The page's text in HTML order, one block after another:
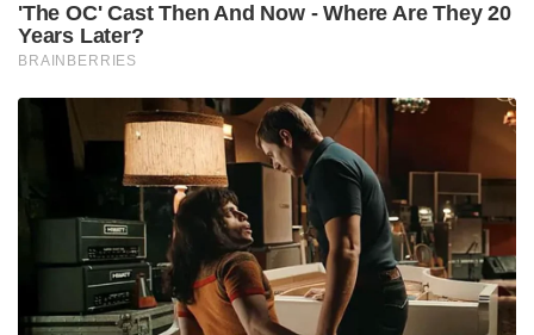
'The OC' Cast Then And Now - Where Are They 20
Years Later?
BRAINBERRIES